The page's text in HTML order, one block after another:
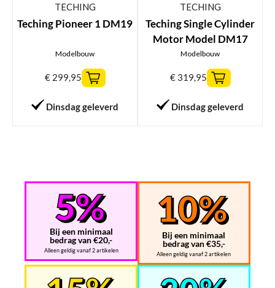
TECHING
Teching Pioneer 1 DM19
Modelbouw
€299,95
Dinsdag geleverd
TECHING
Teching Single Cylinder
Motor Model DM17
Modelbouw
€319,95
Dinsdag geleverd
Bij een minimaal
bedrag van €20,-
Alleen geldig vanaf 2 artikelen
Bij een minimaal
bedrag van €35,-
Alleen geldig vanaf 2 artikelen